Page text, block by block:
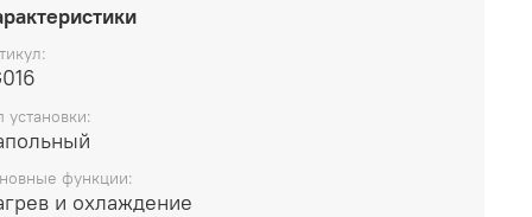
85-95С, поэтому агрегат придется по
чая и кофе. Хорошо впишется в строгий
кабинета и офиса.
установки:
функции:
и охлаждение